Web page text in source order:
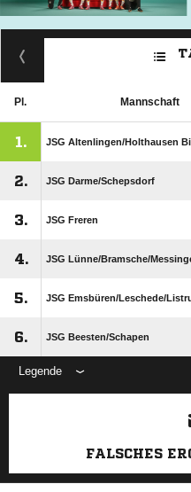
Pl. Mannschaft
1. JSG Altenlingen/​Holthausen
2. JSG Darme/​Schepsdorf
3. JSG Freren
4. JSG Lünne/​Bramsche/​
5. JSG Emsbüren/​Leschede/​
6. JSG Beesten/​Schapen
Legende
FALSCHES